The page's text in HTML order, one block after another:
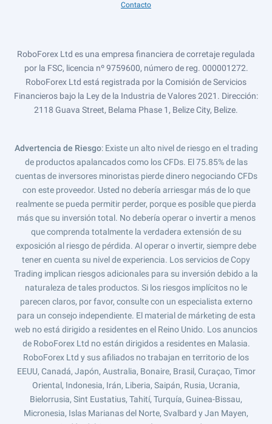
Contacto
RoboForex Ltd es una empresa financiera de corretaje regulada
por la FSC, licencia nº 9759600, número de reg. 000001272.
RoboForex Ltd está registrada por la Comisión de Servicios
Financieros bajo la Ley de la Industria de Valores 2021. Dirección:
2118 Guava Street, Belama Phase 1, Belize City, Belize.
Advertencia de Riesgo: Existe un alto nivel de riesgo en el trading
de productos apalancados como los CFDs. El 75.85% de las
cuentas de inversores minoristas pierde dinero negociando CFDs
con este proveedor. Usted no debería arriesgar más de lo que
realmente se pueda permitir perder, porque es posible que pierda
más que su inversión total. No debería operar o invertir a menos
que comprenda totalmente la verdadera extensión de su
exposición al riesgo de pérdida. Al operar o invertir, siempre debe
tener en cuenta su nivel de experiencia. Los servicios de Copy
Trading implican riesgos adicionales para su inversión debido a la
naturaleza de tales productos. Si los riesgos implícitos no le
parecen claros, por favor, consulte con un especialista externo
para un consejo independiente. El material de márketing de esta
web no está dirigido a residentes en el Reino Unido. Los anuncios
de RoboForex Ltd no están dirigidos a residentes en Malasia.
RoboForex Ltd y sus afiliados no trabajan en territorio de los
EEUU, Canadá, Japón, Australia, Bonaire, Brasil, Curaçao, Timor
Oriental, Indonesia, Irán, Liberia, Saipán, Rusia, Ucrania,
Bielorrusia, Sint Eustatius, Tahití, Turquía, Guinea-Bissau,
Micronesia, Islas Marianas del Norte, Svalbard y Jan Mayen,